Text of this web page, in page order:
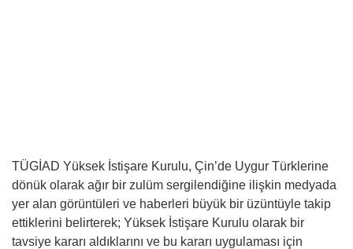
TÜGİAD Yüksek İstişare Kurulu, Çin’de Uygur Türklerine
dönük olarak ağır bir zulüm sergilendiğine ilişkin medyada
yer alan görüntüleri ve haberleri büyük bir üzüntüyle takip
ettiklerini belirterek; Yüksek İstişare Kurulu olarak bir
tavsiye kararı aldıklarını ve bu kararı uygulaması için